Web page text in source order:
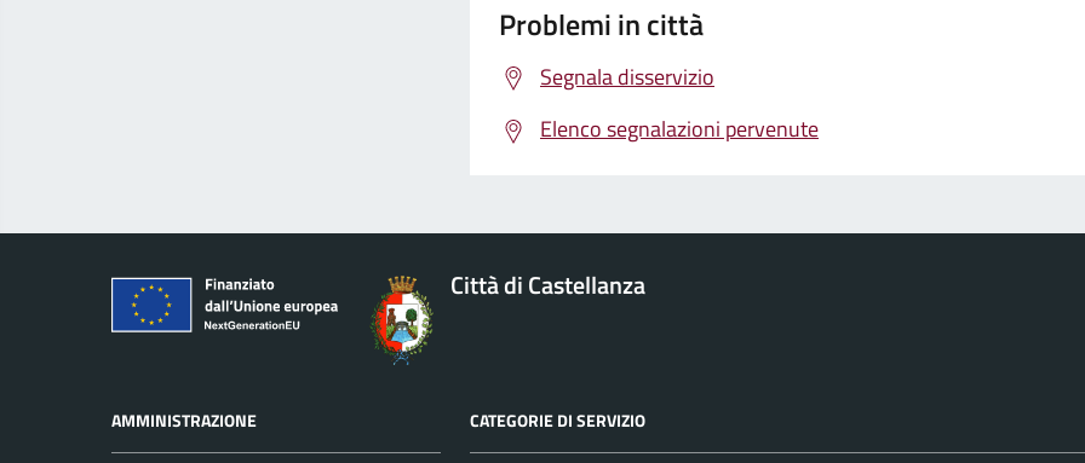
Problemi in città
Segnala disservizio
Elenco segnalazioni pervenute
Città di Castellanza
AMMINISTRAZIONE CATEGORIE DI SERVIZIO